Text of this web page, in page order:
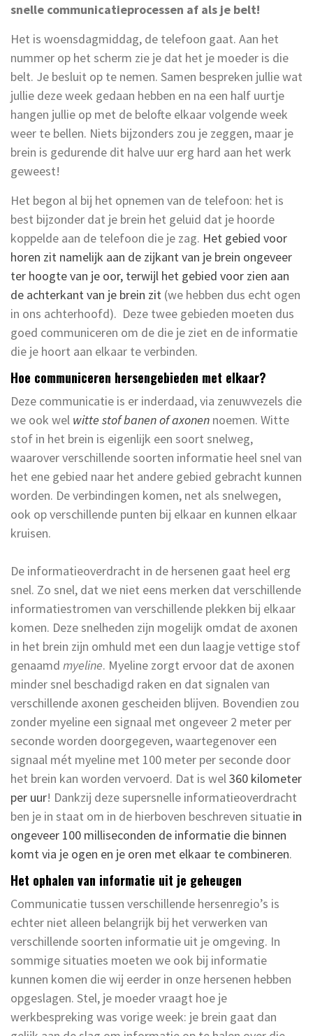
snelle communicatieprocessen af als je belt!
Het is woensdagmiddag, de telefoon gaat. Aan het
nummer op het scherm zie je dat het je moeder is die
belt. Je besluit op te nemen. Samen bespreken jullie wat
jullie deze week gedaan hebben en na een half uurtje
hangen jullie op met de belofte elkaar volgende week
weer te bellen. Niets bijzonders zou je zeggen, maar je
brein is gedurende dit halve uur erg hard aan het werk
geweest!
Het begon al bij het opnemen van de telefoon: het is
best bijzonder dat je brein het geluid dat je hoorde
koppelde aan de telefoon die je zag. Het gebied voor
horen zit namelijk aan de zijkant van je brein ongeveer
ter hoogte van je oor, terwijl het gebied voor zien aan
de achterkant van je brein zit (we hebben dus echt ogen
in ons achterhoofd). Deze twee gebieden moeten dus
goed communiceren om de die je ziet en de informatie
die je hoort aan elkaar te verbinden.
Hoe communiceren hersengebieden met elkaar?
Deze communicatie is er inderdaad, via zenuwvezels die
we ook wel witte stof banen of axonen noemen. Witte
stof in het brein is eigenlijk een soort snelweg,
waarover verschillende soorten informatie heel snel van
het ene gebied naar het andere gebied gebracht kunnen
worden. De verbindingen komen, net als snelwegen,
ook op verschillende punten bij elkaar en kunnen elkaar
kruisen.
De informatieoverdracht in de hersenen gaat heel erg
snel. Zo snel, dat we niet eens merken dat verschillende
informatiestromen van verschillende plekken bij elkaar
komen. Deze snelheden zijn mogelijk omdat de axonen
in het brein zijn omhuld met een dun laagje vettige stof
genaamd myeline. Myeline zorgt ervoor dat de axonen
minder snel beschadigd raken en dat signalen van
verschillende axonen gescheiden blijven. Bovendien zou
zonder myeline een signaal met ongeveer 2 meter per
seconde worden doorgegeven, waartegenover een
signaal mét myeline met 100 meter per seconde door
het brein kan worden vervoerd. Dat is wel360 kilometer
per uur! Dankzij deze supersnelle informatieoverdracht
ben je in staat om in de hierboven beschreven situatie in
ongeveer 100 milliseconden de informatie die binnen
komt via je ogen en je oren met elkaar te combineren.
Het ophalen van informatie uit je geheugen
Communicatie tussen verschillende hersenregio’s is
echter niet alleen belangrijk bij het verwerken van
verschillende soorten informatie uit je omgeving. In
sommige situaties moeten we ook bij informatie
kunnen komen die wij eerder in onze hersenen hebben
opgeslagen. Stel, je moeder vraagt hoe je
werkbespreking was vorige week: je brein gaat dan